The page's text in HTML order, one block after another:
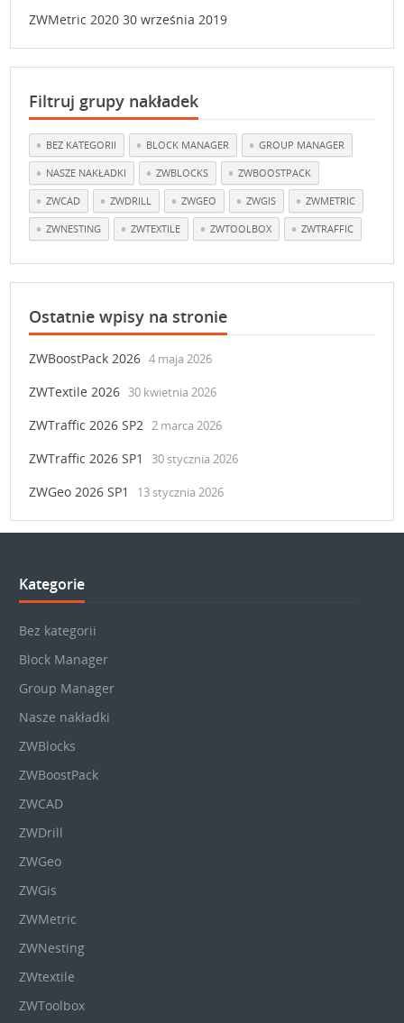
ZWMetric 2020 30 września 2019
Filtruj grupy nakładek
BEZ KATEGORII BLOCK MANAGER GROUP MANAGER
NASZE NAKŁADKI ZWBLOCKS ZWBOOSTPACK
ZWCAD ZWDRILL ZWGEO ZWGIS ZWMETRIC
ZWNESTING ZWTEXTILE ZWTOOLBOX ZWTRAFFIC
Ostatnie wpisy na stronie
ZWBoostPack 2026 4 maja 2026
ZWTextile 2026 30 kwietnia 2026
ZWTraffic 2026 SP2 2 marca 2026
ZWTraffic 2026 SP1 30 stycznia 2026
ZWGeo 2026 SP1 13 stycznia 2026
Kategorie
Bez kategorii
Block Manager
Group Manager
Nasze nakładki
ZWBlocks
ZWBoostPack
ZWCAD
ZWDrill
ZWGeo
ZWGis
ZWMetric
ZWNesting
ZWtextile
ZWToolbox